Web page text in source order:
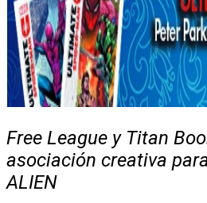
Free League y Titan
asociación creativa
ALIEN